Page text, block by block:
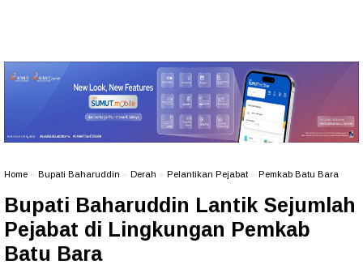
Home Bupati Baharuddin Derah Pelantikan Pejabat Pemkab Batu Bara
Bupati Baharuddin Lantik Sejumlah
Pejabat di Lingkungan Pemkab
Batu Bara